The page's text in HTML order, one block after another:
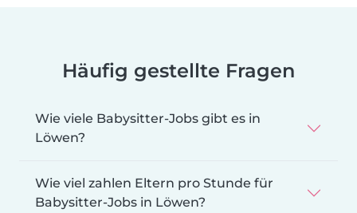
Häufig gestellte Fragen
Wie viele Babysitter-Jobs gibt es in
Löwen?
Wie viel zahlen Eltern pro Stunde für
Babysitter-Jobs in Löwen?